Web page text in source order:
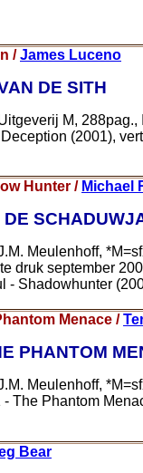
/James Luceno
DE SITH
M,
(2001),
Hunter / Michael
Meulenhoff,
druk september
- Shadowhunter
Menace /
PHANTOM
Meulenhoff,
The Phantom
Bear